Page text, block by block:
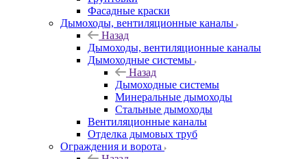
Фасадные краски
Дымоходы, вентиляционные каналы
Назад
Дымоходы, вентиляционные каналы
Дымоходные системы
Назад
Дымоходные системы
Минеральные дымоходы
Стальные дымоходы
Вентиляционные каналы
Отделка дымовых труб
Ограждения и ворота